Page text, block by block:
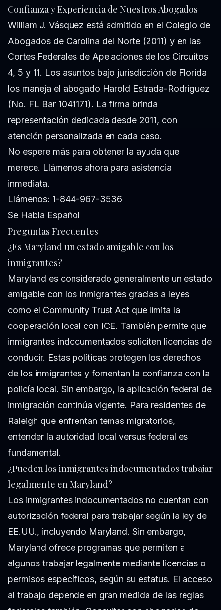
Confianza y Experiencia de Nuestros Abogados
William J. Vásquez está admitido en el Colegio de
Abogados de Carolina del Norte (2011) y en las
Cortes Federales de Apelaciones de los Circuitos
4, 5 y 11. Los asuntos bajo jurisdicción de Florida
los maneja el abogado Harold Estrada-Rodriguez
(No. FL Bar 1041171). La firma brinda
representación dedicada desde 2011, con
atención personalizada en cada caso.
No espere más para obtener la ayuda que
merece. Llámenos ahora para asistencia
inmediata.
Llámenos: 1-844-967-3536
Se Habla Español
Preguntas Frecuentes
¿Es Maryland un estado amigable con los
inmigrantes?
Maryland es considerado generalmente un estado
amigable con los inmigrantes gracias a leyes
como el Community Trust Act que limita la
cooperación local con ICE. También permite que
inmigrantes indocumentados soliciten licencias de
conducir. Estas políticas protegen los derechos
de los inmigrantes y fomentan la confianza con la
policía local. Sin embargo, la aplicación federal de
inmigración continúa vigente. Para residentes de
Raleigh que enfrentan temas migratorios,
entender la autoridad local versus federal es
fundamental.
¿Pueden los inmigrantes indocumentados trabajar
legalmente en Maryland?
Los inmigrantes indocumentados no cuentan con
autorización federal para trabajar según la ley de
EE.UU., incluyendo Maryland. Sin embargo,
Maryland ofrece programas que permiten a
algunos trabajar legalmente mediante licencias o
permisos específicos, según su estatus. El acceso
al trabajo depende en gran medida de las reglas